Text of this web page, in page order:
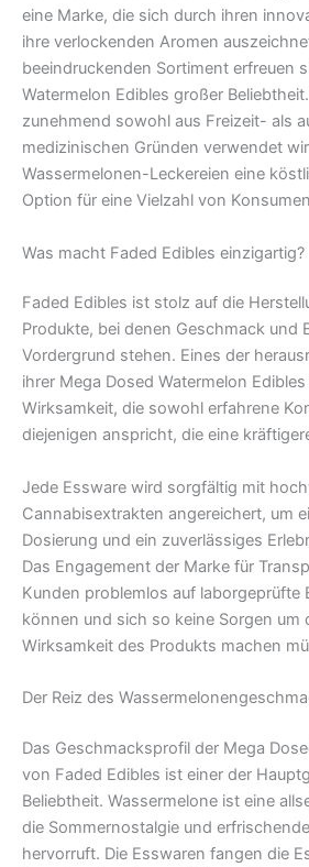
eine Marke, die sich durch ihren
ihre verlockenden Aromen
beeindruckenden Sortiment erfreuen
Watermelon Edibles großer
zunehmend sowohl aus Freizeit- als
medizinischen Gründen verwendet
Wassermelonen-Leckereien eine
Option für eine Vielzahl von
Was macht Faded Edibles einzigartig?
Faded Edibles ist stolz auf die
Produkte, bei denen Geschmack und
Vordergrund stehen. Eines der
ihrer Mega Dosed Watermelon
Wirksamkeit, die sowohl erfahrene
diejenigen anspricht, die eine
Jede Essware wird sorgfältig mit
Cannabisextrakten angereichert, um
Dosierung und ein zuverlässiges
Das Engagement der Marke für
Kunden problemlos auf laborgeprüfte
können und sich so keine Sorgen um
Wirksamkeit des Produkts machen
Der Reiz des
Das Geschmacksprofil der Mega
von Faded Edibles ist einer der
Beliebtheit. Wassermelone ist eine
die Sommernostalgie und
hervorruft. Die Esswaren fangen die